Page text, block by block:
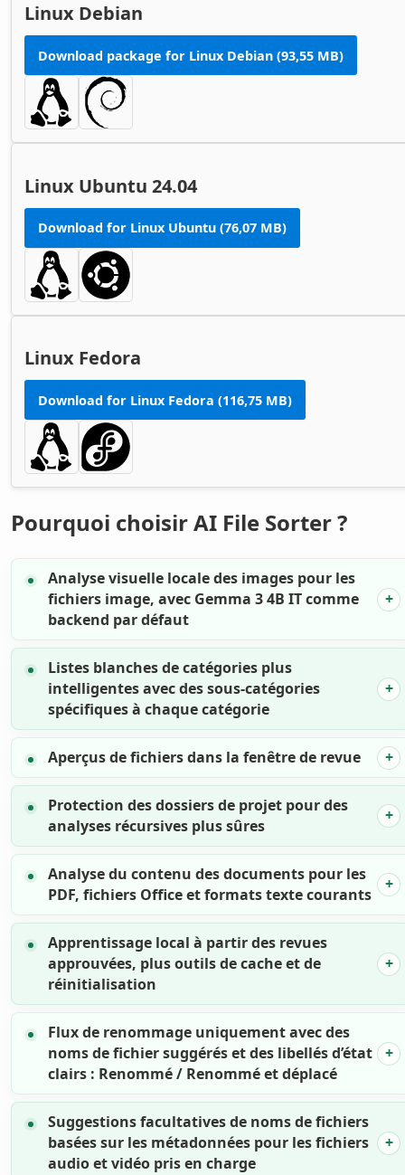
Linux Debian
Download package for Linux Debian (93,55 MB)
Linux Ubuntu 24.04
Download for Linux Ubuntu (76,07 MB)
Linux Fedora
Download for Linux Fedora (116,75 MB)
Pourquoi choisir AI File Sorter ?
Analyse visuelle locale des images pour les
fichiers image, avec Gemma 3 4B IT comme
backend par défaut
Listes blanches de catégories plus
intelligentes avec des sous-catégories
spécifiques à chaque catégorie
Aperçus de fichiers dans la fenêtre de revue
Protection des dossiers de projet pour des
analyses récursives plus sûres
Analyse du contenu des documents pour les
PDF, fichiers Office et formats texte courants
Apprentissage local à partir des revues
approuvées, plus outils de cache et de
réinitialisation
Flux de renommage uniquement avec des
noms de fichier suggérés et des libellés d’état
clairs : Renommé / Renommé et déplacé
Suggestions facultatives de noms de fichiers
basées sur les métadonnées pour les fichiers
audio et vidéo pris en charge